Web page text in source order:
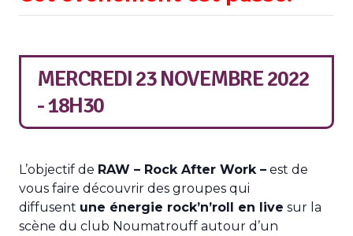
MERCREDI 23 NOVEMBRE 2022
- 18H30
L’objectif de RAW – Rock After Work – est de
vous faire découvrir des groupes qui
diffusent une énergie rock’n’roll en live sur la
scène du club Noumatrouff autour d’un